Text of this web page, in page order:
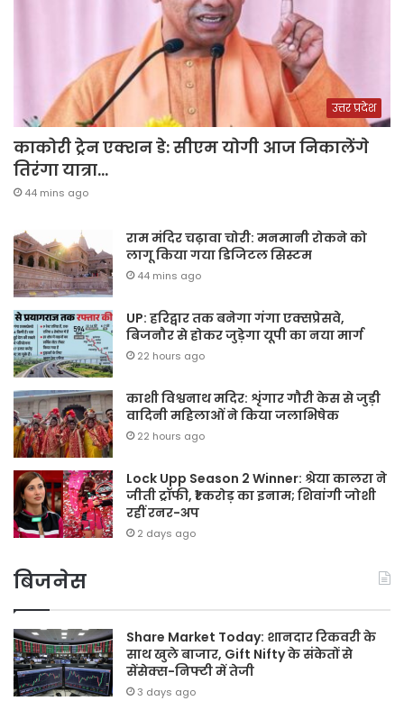
उत्तर प्रदेश
काकोरी ट्रेन एक्शन डे: सीएम योगी आज निकालेंगे
तिरंगा यात्रा…
44 mins ago
राम मंदिर चढ़ावा चोरी: मनमानी रोकने को
लागू किया गया डिजिटल सिस्टम
44 mins ago
UP: हरिद्वार तक बनेगा गंगा एक्सप्रेसवे,
बिजनौर से होकर जुड़ेगा यूपी का नया मार्ग
22 hours ago
काशी विश्वनाथ मदिर: शृंगार गौरी केस से जुड़ी
वादिनी महिलाओं ने किया जलाभिषेक
22 hours ago
Lock Upp Season 2 Winner: श्रेया कालरा ने
जीती ट्रॉफी, ₹1 करोड़ का इनाम; शिवांगी जोशी
रहीं रनर-अप
2 days ago
बिजनेस
Share Market Today: शानदार रिकवरी के
साथ खुले बाजार, Gift Nifty के संकेतों से
सेंसेक्स-निफ्टी में तेजी
3 days ago